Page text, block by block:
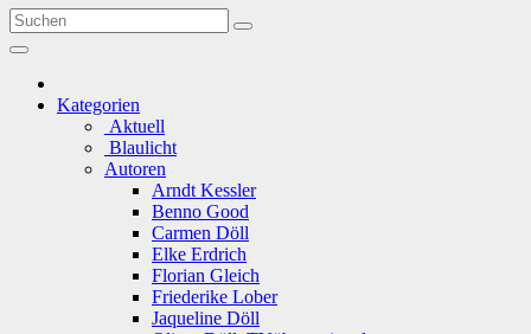
Kategorien
Aktuell
Blaulicht
Autoren
Arndt Kessler
Benno Good
Carmen Döll
Elke Erdrich
Florian Gleich
Friederike Lober
Jaqueline Döll